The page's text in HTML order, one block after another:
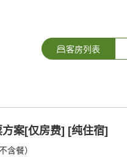
客房列表
案[仅房费] [纯住宿]
含餐）